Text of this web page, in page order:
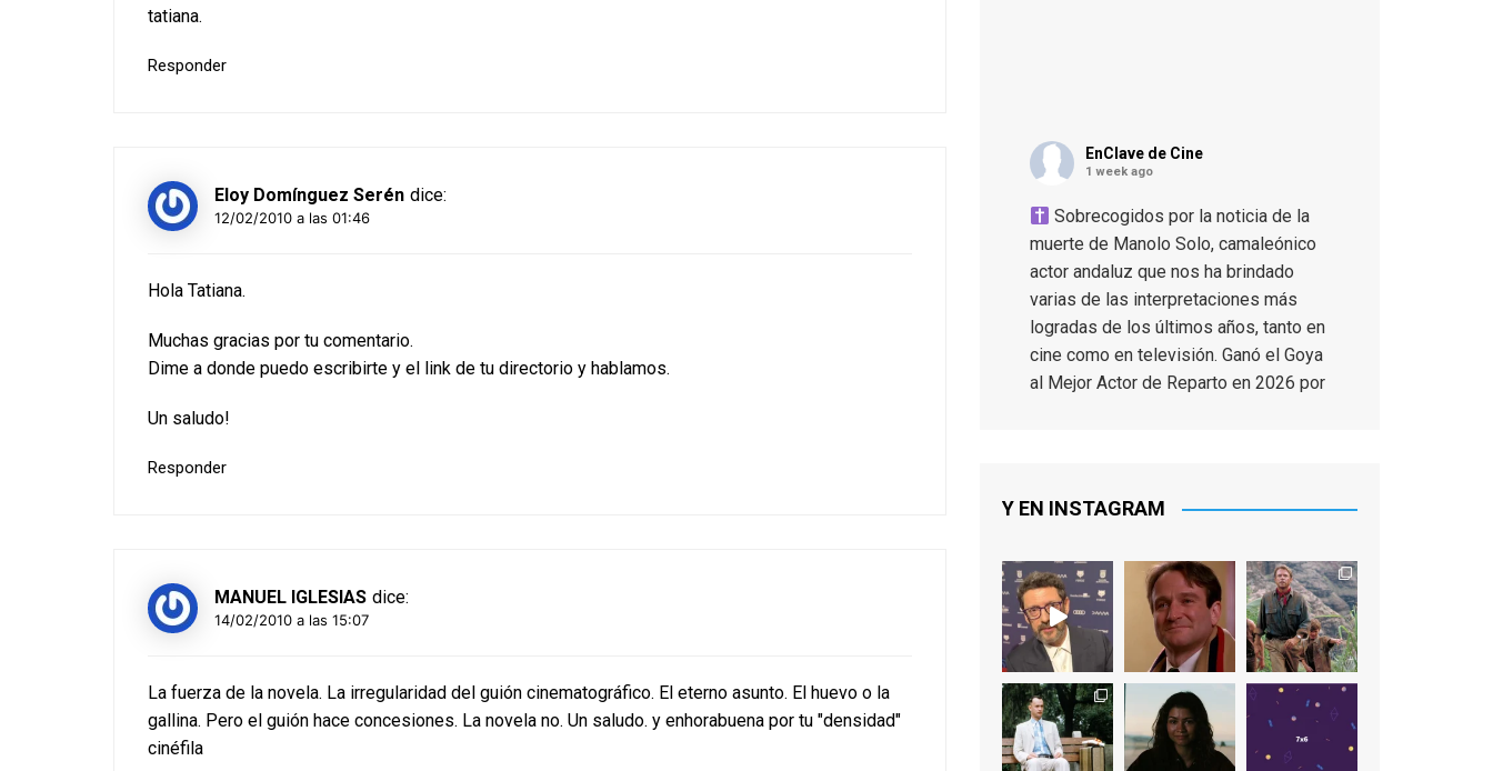
tatiana.
Responder
Eloy Domínguez Serén dice:
12/02/2010 a las 01:46
Hola Tatiana.
Muchas gracias por tu comentario.
Dime a donde puedo escribirte y el link de tu directorio y hablamos.
Un saludo!
Responder
MANUEL IGLESIAS dice:
14/02/2010 a las 15:07
La fuerza de la novela. La irregularidad del guión cinematográfico. El eterno asunto. El huevo o la
gallina. Pero el guión hace concesiones. La novela no. Un saludo. y enhorabuena por tu "densidad"
cinéfila
EnClave de Cine
1 week ago
Sobrecogidos por la noticia de la
muerte de Manolo Solo, camaleónico
actor andaluz que nos ha brindado
varias de las interpretaciones más
logradas de los últimos años, tanto en
cine como en televisión. Ganó el Goya
al Mejor Actor de Reparto en 2026 por
View on Facebook · Share
EnClave de Cine
2 weeks ago
"El adulto divertido y juguetón que
todos los niños querríamos tener en
nuestras familias, el carroza cachondo
Y EN INSTAGRAM